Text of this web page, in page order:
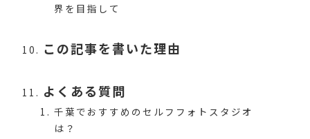
界を目指して
この記事を書いた理由
よくある質問
千葉でおすすめのセルフフォトスタジオ
は？